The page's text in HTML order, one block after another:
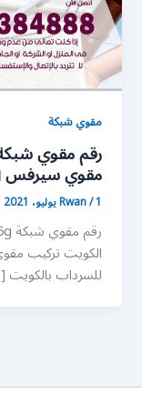
مقوي شبكة
مقوي سيرفس 5g
Rwan/1 يوليو، 2021
الكويت تركيب
للسرداب